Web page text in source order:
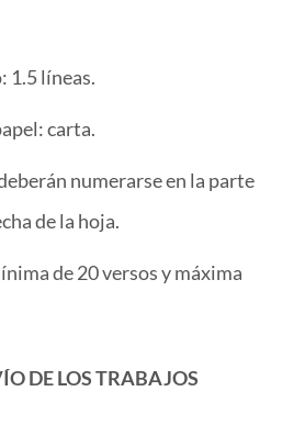
1.5 líneas.
carta.
numerarse en la parte
de la hoja.
de 20 versos y máxima
DE LOS TRABAJOS